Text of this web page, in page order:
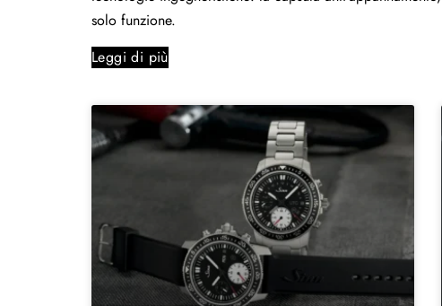
solo funzione.
Leggi di più